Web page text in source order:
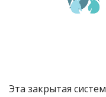
Эта закрытая